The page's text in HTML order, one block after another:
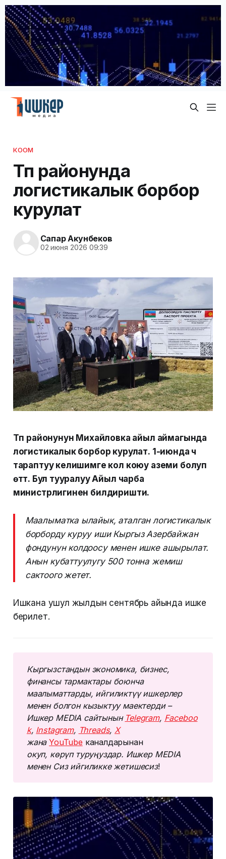
КООМ
Түп районунда
логистикалык борбор
курулат
Сапар Акунбеков
02 июня 2026 09:39
Түп районунун Михайловка айыл аймагында
логистикалык борбор курулат. 1-июнда үч
тараптуу келишимге кол коюу аземи болуп
өттү. Бул тууралуу Айыл чарба
министрлигинен билдиришти.
Маалыматка ылайык, аталган логистикалык
борборду куруу иши Кыргыз Азербайжан
фондунун колдоосу менен ишке ашырылат.
Анын кубаттуулугу 500 тонна жемиш
сактоого жетет.
Ишкана ушул жылдын сентябрь айында ишке
берилет.
Кыргызстандын экономика, бизнес,
финансы тармактары боюнча
маалыматтарды, ийгиликтүү ишкерлер
менен болгон кызыктуу маектерди –
Ишкер MEDIA сайтынын Telegram, Faceboo
k, Instagram, Threads, Х
жана YouTube каналдарынан
окуп, көрүп туруңуздар. Ишкер MEDIA
менен Сиз ийгиликке жетишесиз!